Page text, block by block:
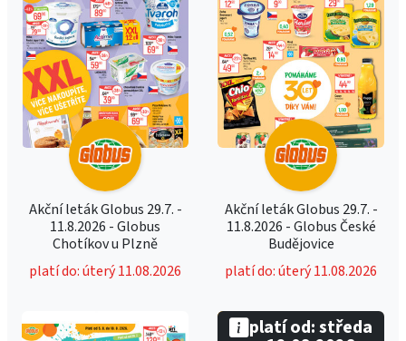
Akční leták Globus 29.7. -
11.8.2026 - Globus
Chotíkov u Plzně
platí do: úterý 11.08.2026
Akční leták Globus 29.7. -
11.8.2026 - Globus České
Budějovice
platí do: úterý 11.08.2026
platí od: středa